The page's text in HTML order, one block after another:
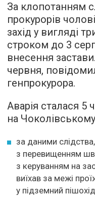
За клопотанням
прокурорів
захід у вигляді
строком до 3
внесення
червня,
генпрокурора.
Аварія сталася 5
на
за даними
з перевищенням
з керуванням на
виїхав за межі
у підземний